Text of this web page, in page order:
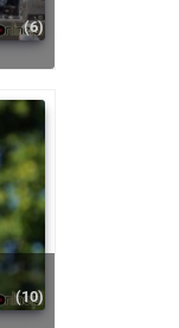
(6)
(10)